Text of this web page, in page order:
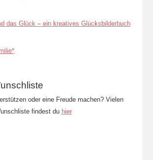
das Glück – ein kreatives Glücksbilderbuch
oder eine Freude machen? Vielen
findest du hier